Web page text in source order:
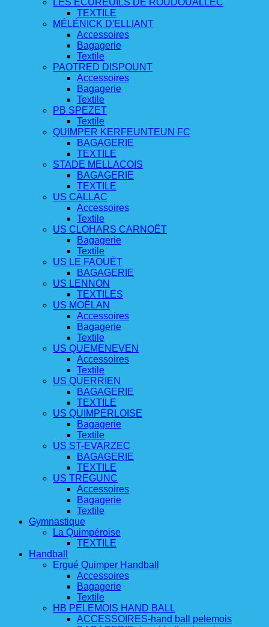
LES ECUREUILS DE ROUDOUALLEC
TEXTILE
MÉLÉNICK D'ELLIANT
Accessoires
Bagagerie
Textile
PAOTRED DISPOUNT
Accessoires
Bagagerie
Textile
PB SPEZET
Textile
QUIMPER KERFEUNTEUN FC
BAGAGERIE
TEXTILE
STADE MELLACOIS
BAGAGERIE
TEXTILE
US CALLAC
Accessoires
Textile
US CLOHARS CARNOËT
Bagagerie
Textile
US LE FAOUËT
BAGAGERIE
US LENNON
TEXTILES
US MOËLAN
Accessoires
Bagagerie
Textile
US QUEMENEVEN
Accessoires
Textile
US QUERRIEN
BAGAGERIE
TEXTILE
US QUIMPERLOISE
Bagagerie
Textile
US ST-EVARZEC
BAGAGERIE
TEXTILE
US TREGUNC
Accessoires
Bagagerie
Textile
Gymnastique
La Quimpéroise
TEXTILE
Handball
Ergué Quimper Handball
Accessoires
Bagagerie
Textile
HB PELEMOIS HAND BALL
ACCESSOIRES-hand ball pelemois